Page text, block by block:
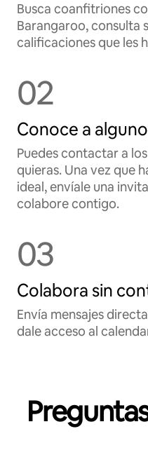
Busca coanfitriones
Barangaroo, consulta
calificaciones que les
02
Conoce a
Puedes contactar a
quieras. Una vez que
ideal, envíale una
colabore contigo.
03
Colabora sin
Envía mensajes
dale acceso al